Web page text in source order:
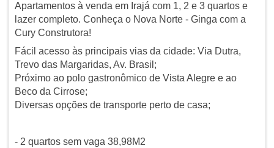
Apartamentos à venda em Irajá com 1, 2 e 3 quartos e
lazer completo. Conheça o Nova Norte - Ginga com a
Cury Construtora!
Fácil acesso às principais vias da cidade: Via Dutra,
Trevo das Margaridas, Av. Brasil;
Próximo ao polo gastronômico de Vista Alegre e ao
Beco da Cirrose;
Diversas opções de transporte perto de casa;
- 2 quartos sem vaga 38,98M2